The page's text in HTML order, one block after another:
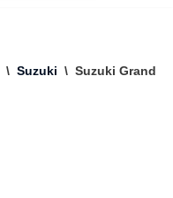
\ Suzuki \ Suzuki Grand